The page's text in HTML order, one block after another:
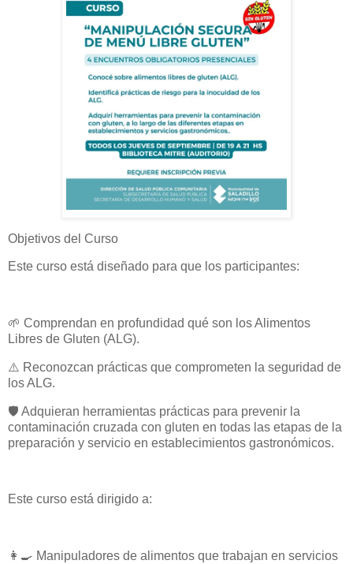
Objetivos del Curso
Este curso está diseñado para que los participantes:
🌱 Comprendan en profundidad qué son los Alimentos
Libres de Gluten (ALG).
⚠️ Reconozcan prácticas que comprometen la seguridad de
los ALG.
🛡️ Adquieran herramientas prácticas para prevenir la
contaminación cruzada con gluten en todas las etapas de la
preparación y servicio en establecimientos gastronómicos.
Este curso está dirigido a:
👩‍🍳 Manipuladores de alimentos que trabajan en servicios